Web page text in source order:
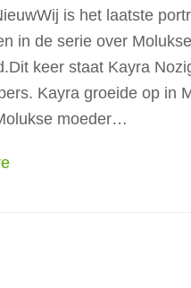
is het laatste
in de serie over
keer staat Kayra
Kayra groeide op in
moeder…